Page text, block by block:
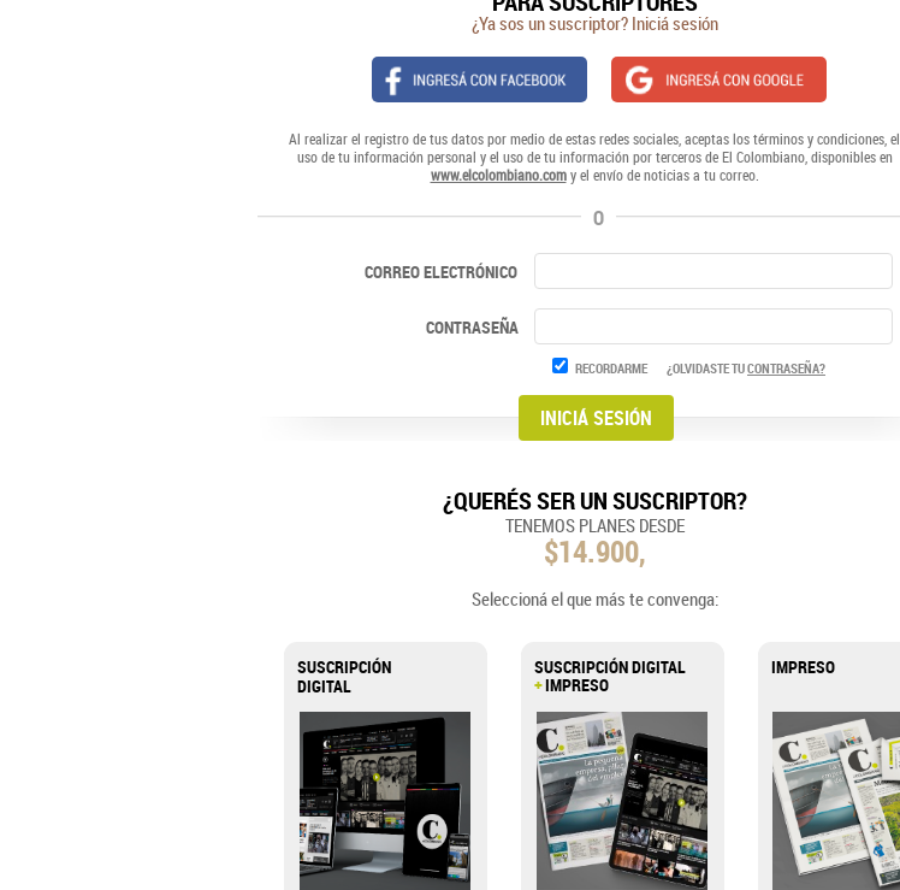
¿Ya sos un suscriptor? Iniciá sesión
Al realizar el registro de tus datos por medio de estas redes sociales, aceptas los términos y condiciones, el
uso de tu información personal y el uso de tu información por terceros de El Colombiano, disponibles en
www.elcolombiano.comy el envío de noticias a tu correo.
O
CORREO ELECTRÓNICO
CONTRASEÑA
RECORDARME ¿OLVIDASTE TUCONTRASEÑA?
¿QUERÉS SER UN SUSCRIPTOR?
TENEMOS PLANES DESDE
$14.900,
Seleccioná el que más te convenga:
SUSCRIPCIÓN
DIGITAL
SUSCRIPCIÓN DIGITAL
+IMPRESO
IMPRESO